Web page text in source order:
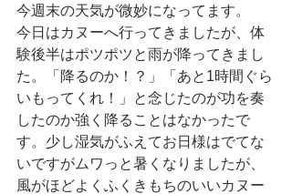
今週末の天気が微妙になってます。
今日はカヌーへ行ってきましたが、体
験後半はポツポツと雨が降ってきまし
た。「降るのか！？」「あと1時間ぐら
いもってくれ！」と念じたのが功を奏
したのか強く降ることはなかったで
す。少し湿気がふえてお日様はでてな
いですがムワっと暑くなりましたが、
風がほどよくふくきもちのいいカヌー